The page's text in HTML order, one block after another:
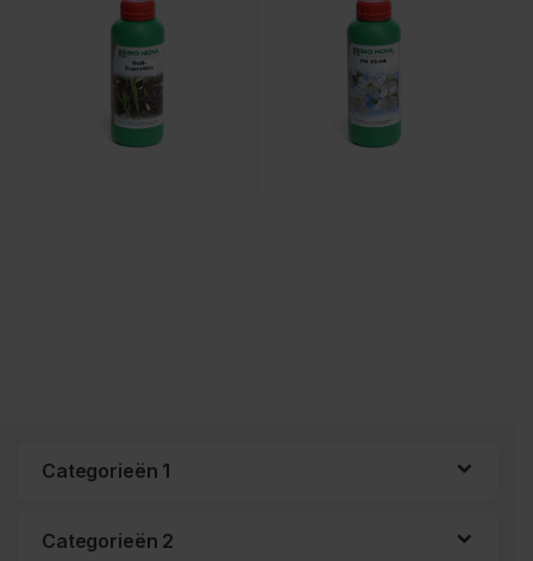
Categorieën 1
Categorieën 2